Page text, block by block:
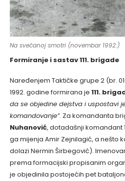
Na svečanoj smotri (novembar 1992.)
Formiranje i sastav 111. brigade
Naređenjem Taktičke grupe 2 (br.
1992. godine formirana je 111.
da se objedine dejstva i uspostavi
komandovanje”. Za komandanta
Nuhanović, dotadašnji komandant
ga mijenja Amir Zejnilagić, a nešto
dolazi Nermin Širbegović).
prema formacijski propisanim
je objedinila postojećih pet